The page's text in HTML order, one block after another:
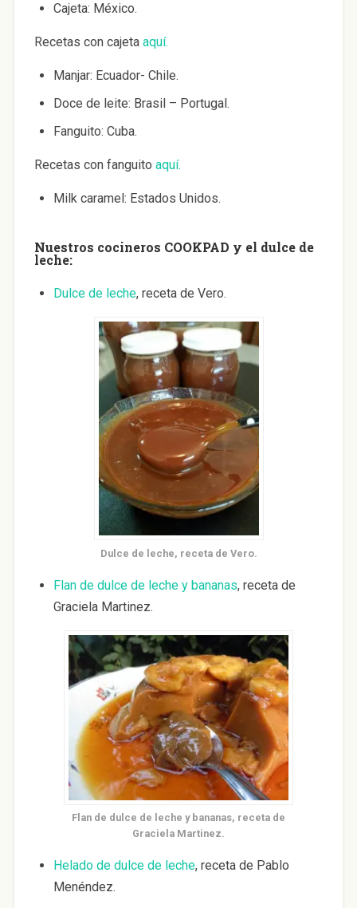
Cajeta: México.
Recetas con cajeta aquí.
Manjar: Ecuador- Chile.
Doce de leite: Brasil – Portugal.
Fanguito: Cuba.
Recetas con fanguito aquí.
Milk caramel: Estados Unidos.
Nuestros cocineros COOKPAD y el dulce de
leche:
Dulce de leche, receta de Vero.
Dulce de leche, receta de Vero.
Flan de dulce de leche y bananas, receta de
Graciela Martinez.
Flan de dulce de leche y bananas, receta de
Graciela Martinez.
Helado de dulce de leche, receta de Pablo
Menéndez.